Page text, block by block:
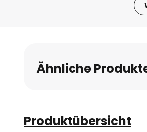
Bildgalerie
springen
Ähnliche
Produktübersicht